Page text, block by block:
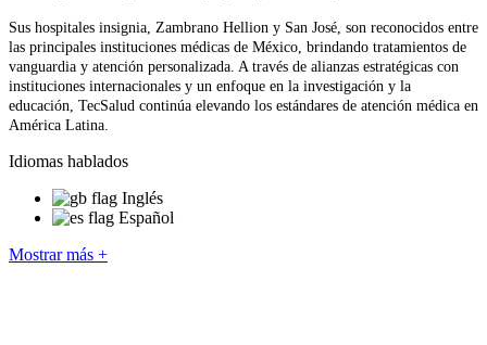
Sus hospitales insignia, Zambrano Hellion y San José, son reconocidos entre
las principales instituciones médicas de México, brindando tratamientos de
vanguardia y atención personalizada. A través de alianzas estratégicas con
instituciones internacionales y un enfoque en la investigación y la
educación, TecSalud continúa elevando los estándares de atención médica en
América Latina.
Idiomas hablados
Inglés
Español
Mostrar más +